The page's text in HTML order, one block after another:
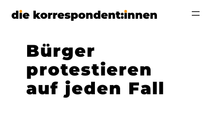
Zum
Bürger
protestieren
auf jeden Fall